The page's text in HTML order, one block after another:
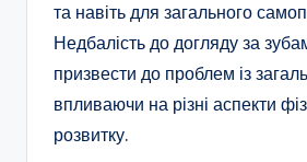
та навіть для загального
Недбалість до догляду за
призвести до проблем із
впливаючи на різні аспекти
розвитку.